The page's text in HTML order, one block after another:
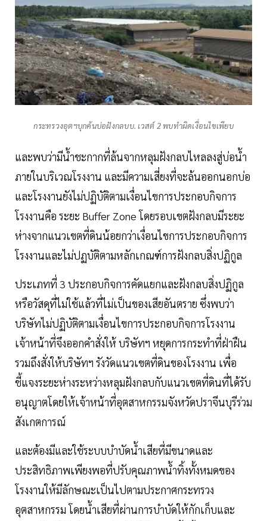
กระทรวงอุตฯบุกค้นบ่อฝังกลบบ. เวสต์ 2 พบทำผิดเงื่อนไขเพียบ
และพบว่ามีน้ำชะกากที่ล้นจากหลุมฝังกลบไหลลงสู่บ่อน้ำ
ภายในบริเวณโรงงาน และมีความเสี่ยงที่จะล้นออกนอกบ่อ
และโรงงานยังไม่ปฏิบัติตามเงื่อนไขการประกอบกิจการ
โรงงานคือ ระยะ Buffer Zone โดยรอบเขตฝังกลบมีระยะ
ห่างจากแนวเขตที่ดินน้อยกว่าเงื่อนไขการประกอบกิจการ
โรงงานและไม่ปฏบัติตามหลักเกณฑ์การฝังกลบสิ่งปฏิกูล
ประเภทที่ 3 ประกอบกิจการคัดแยกและฝังกลบสิ่งปฏิกูล
หรือวัสดุที่ไม่ใช้แล้วที่ไม่เป็นของเสียอันตราย ซึ่งพบว่า
บริษัทไม่ปฏิบัติตามเงื่อนไขการประกอบกิจการโรงงาน
เจ้าหน้าที่จึงออกคำสั่งให้ บริษัทฯ หยุดการกระทำที่ฝ่าฝืน
รวมถึงสั่งให้บริษัทฯ รังวัดแนวเขตที่ดินของโรงงาน เพื่อ
ชี้แจงระยะห่างระหว่างหลุมฝังกลบกับแนวเขตที่ดินที่ได้รับ
อนุญาตโดยให้เจ้าหน้าที่อุตสาหกรรมจังหวัดปราจีนบุรีร่วม
สังเกตการณ์
และต้องมีและใช้ระบบบำบัดน้ำเสียที่มีขนาดและ
ประสิทธิภาพเพียงพอที่ปรับคุณภาพน้ำทิ้งทั้งหมดของ
โรงงานให้มีลักษณะเป็นไปตามประกาศกระทรวง
อุตสาหกรรม โดยน้ำเสียที่ผ่านการบำบัดให้กักเก็บและ